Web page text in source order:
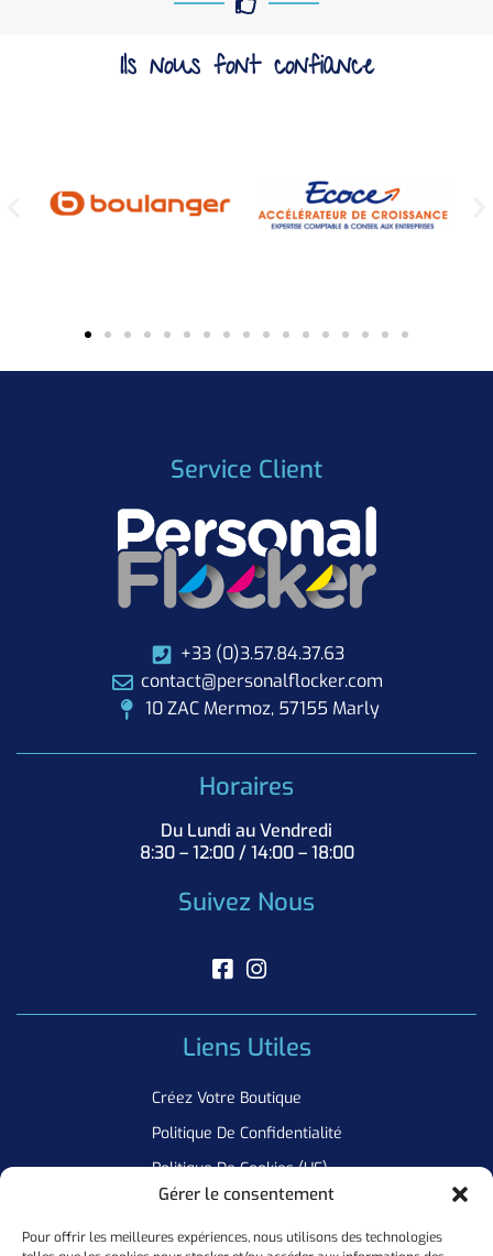
Gérer le consentement
Pour offrir les meilleures expériences, nous utilisons des technologies
Ils nous font confiance
Service Client
+33 (0)3.57.84.37.63
contact@personalflocker.com
10 ZAC Mermoz, 57155 Marly
Horaires
Du Lundi au Vendredi
8:30 – 12:00 / 14:00 – 18:00
Suivez Nous
Liens Utiles
Créez Votre Boutique
Politique De Confidentialité
Politique De Cookies (UE)